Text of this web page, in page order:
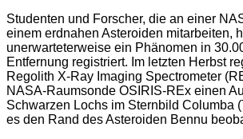
Studenten und Forscher, die an einer
einem erdnahen Asteroiden mitarbeiten,
unerwarteterweise ein Phänomen in
Entfernung registriert. Im letzten Herbst
Regolith X-Ray Imaging Spectrometer
NASA-Raumsonde OSIRIS-REx einen
Schwarzen Lochs im Sternbild Columba
es den Rand des Asteroiden Bennu